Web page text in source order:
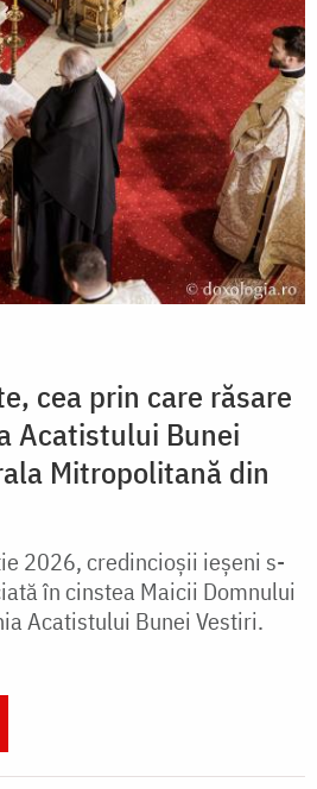
cea prin care răsare
Acatistului Bunei
Mitropolitană din
2026, credincioșii ieșeni s-
în cinstea Maicii Domnului
Acatistului Bunei Vestiri.